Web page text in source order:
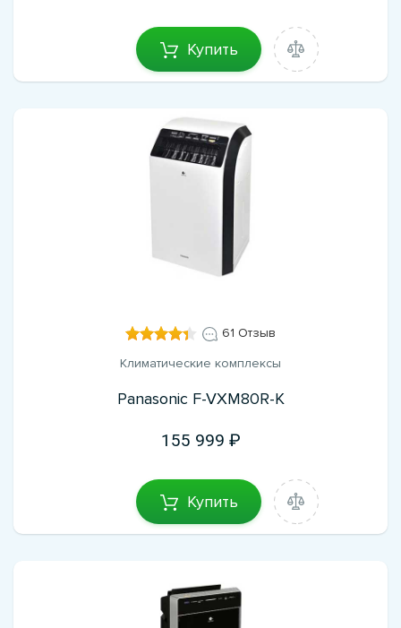
Купить
61 Отзыв
Климатические комплексы
Panasonic F-VXM80R-K
155 999
Купить